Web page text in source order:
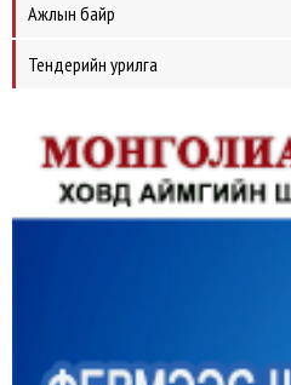
Ажлын байр
Тендерийн урилга